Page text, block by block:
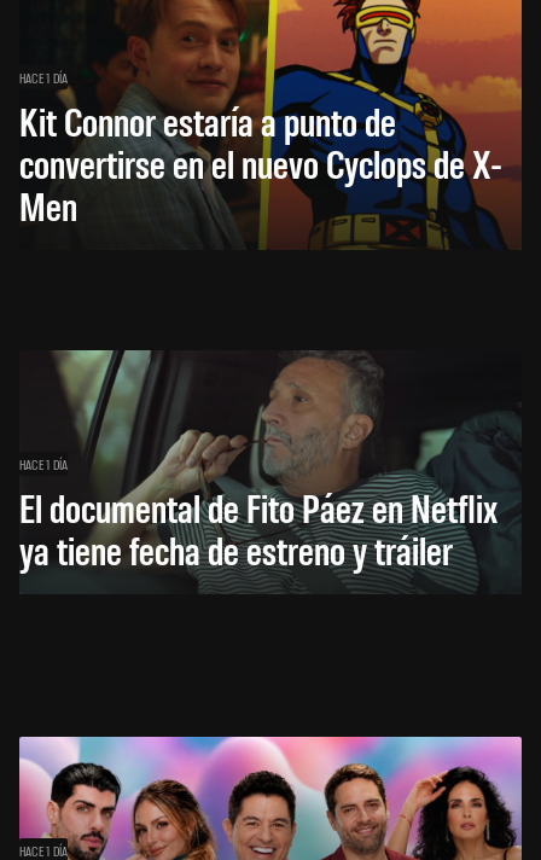
HACE 1 DÍA
Kit Connor estaría a punto de
convertirse en el nuevo Cyclops de X-
Men
HACE 1 DÍA
El documental de Fito Páez en Netflix
ya tiene fecha de estreno y tráiler
HACE 1 DÍA